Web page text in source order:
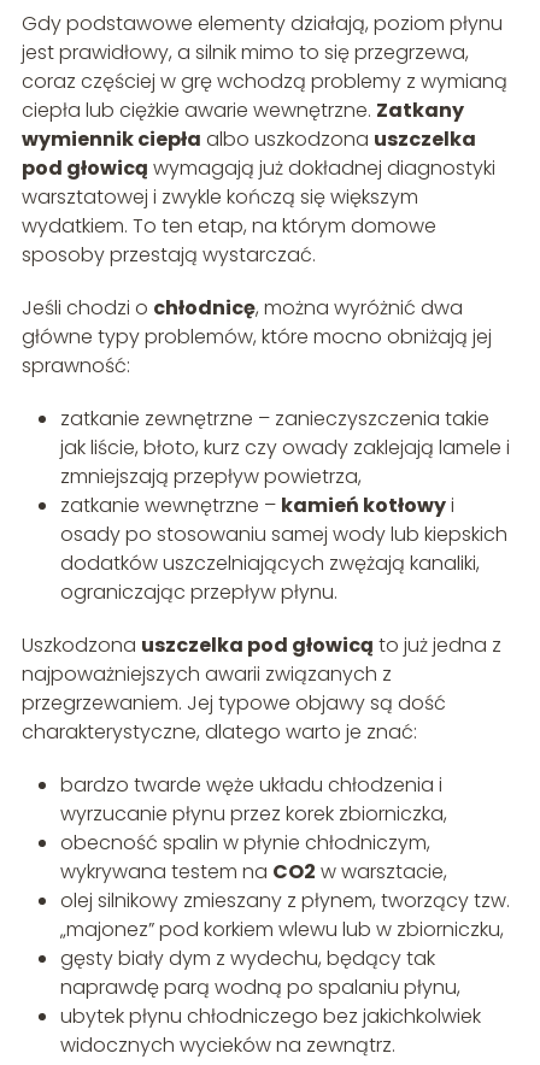
Gdy podstawowe elementy działają, poziom płynu
jest prawidłowy, a silnik mimo to się przegrzewa,
coraz częściej w grę wchodzą problemy z wymianą
ciepła lub ciężkie awarie wewnętrzne. Zatkany
wymiennik ciepła albo uszkodzona uszczelka
pod głowicą wymagają już dokładnej diagnostyki
warsztatowej i zwykle kończą się większym
wydatkiem. To ten etap, na którym domowe
sposoby przestają wystarczać.
Jeśli chodzi o chłodnicę, można wyróżnić dwa
główne typy problemów, które mocno obniżają jej
sprawność:
zatkanie zewnętrzne – zanieczyszczenia takie
jak liście, błoto, kurz czy owady zaklejają lamele i
zmniejszają przepływ powietrza,
zatkanie wewnętrzne – kamień kotłowyi
osady po stosowaniu samej wody lub kiepskich
dodatków uszczelniających zwężają kanaliki,
ograniczając przepływ płynu.
Uszkodzona uszczelka pod głowicą to już jedna z
najpoważniejszych awarii związanych z
przegrzewaniem. Jej typowe objawy są dość
charakterystyczne, dlatego warto je znać:
bardzo twarde węże układu chłodzenia i
wyrzucanie płynu przez korek zbiorniczka,
obecność spalin w płynie chłodniczym,
wykrywana testem na CO2 w warsztacie,
olej silnikowy zmieszany z płynem, tworzący tzw.
„majonez” pod korkiem wlewu lub w zbiorniczku,
gęsty biały dym z wydechu, będący tak
naprawdę parą wodną po spalaniu płynu,
ubytek płynu chłodniczego bez jakichkolwiek
widocznych wycieków na zewnątrz.